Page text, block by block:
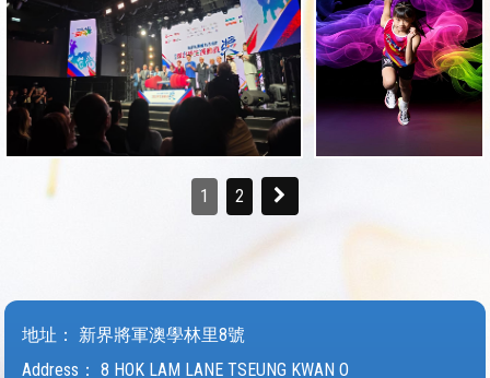
1 2
地址：
新界將軍澳學林里8號
Address：
8 HOK LAM LANE TSEUNG KWAN O